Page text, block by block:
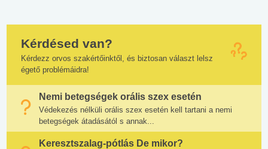
Kérdésed van?
Kérdezz orvos szakértőinktől, és biztosan választ lelsz
égető problémáidra!
Nemi betegségek orális szex esetén
Védekezés nélküli orális szex esetén kell tartani a nemi
betegségek átadásától s annak...
Keresztszalag-pótlás De mikor?